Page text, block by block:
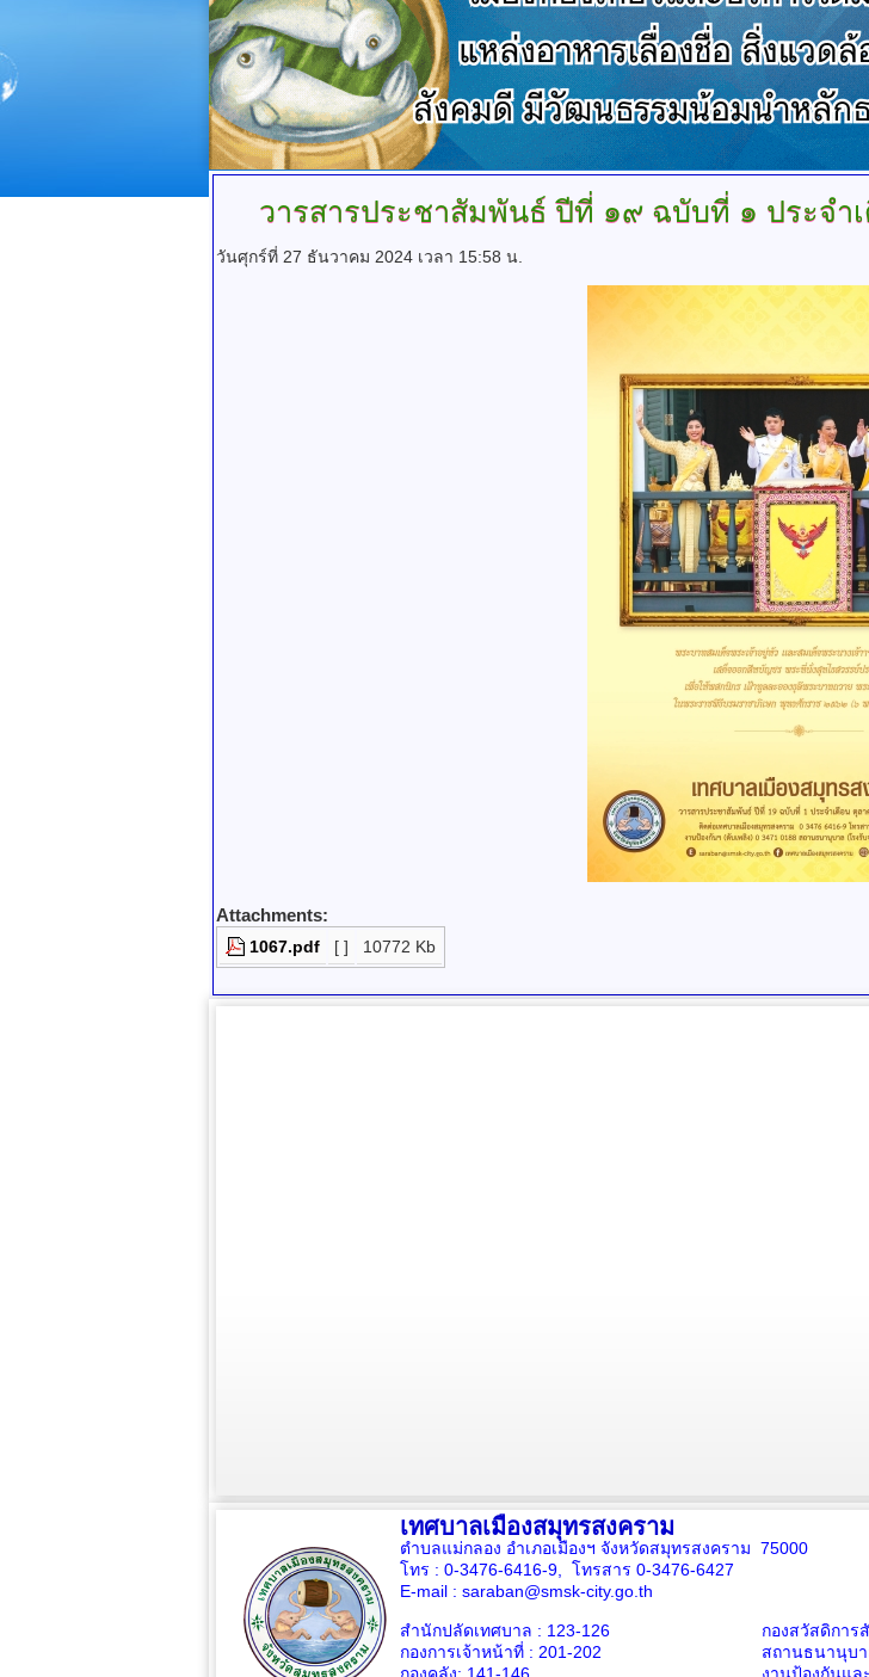
วารสารประชาสัมพันธ์ ปีที่ ๑๙ ฉบับที่ ๑ ประจ
วันศุกร์ที่ 27 ธันวาคม 2024 เวลา 15:58 น.
Attachments:
1067.pdf [ ] 10772 Kb
เทศบาลเมืองสมุทรสงคราม
ตำบลแม่กลอง อำเภอเมืองฯ จังหวัดสมุทรสงคราม 75000
โทร : 0-3476-6416-9, โทรสาร 0-3476-6427
E-mail : saraban@smsk-city.go.th
สำนักปลัดเทศบาล : 123-126
กองการเจ้าหน้าที่ : 201-202
กองสวัสดิการ
สถานธนานุบ